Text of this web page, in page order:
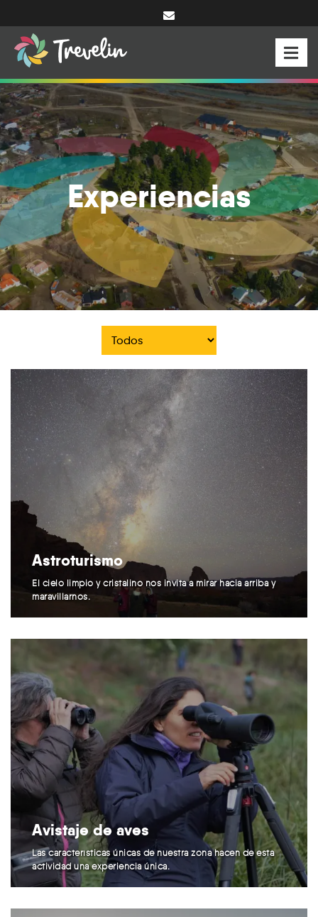
Experiencias
Astroturismo
El cielo limpio y cristalino nos invita a mirar hacia arriba y
maravillarnos.
Avistaje de aves
Las características únicas de nuestra zona hacen de esta
actividad una experiencia única.